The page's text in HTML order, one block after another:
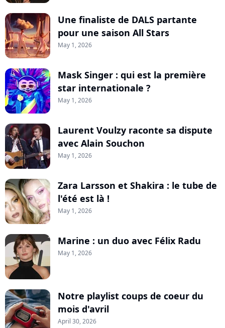
Une finaliste de DALS partante
pour une saison All Stars
May 1, 2026
Mask Singer : qui est la première
star internationale ?
May 1, 2026
Laurent Voulzy raconte sa dispute
avec Alain Souchon
May 1, 2026
Zara Larsson et Shakira : le tube de
l'été est là !
May 1, 2026
Marine : un duo avec Félix Radu
May 1, 2026
Notre playlist coups de coeur du
mois d'avril
April 30, 2026